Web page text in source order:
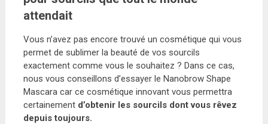
attendait
Vous n’avez pas encore trouvé un cosmétique qui vous
permet de sublimer la beauté de vos sourcils
exactement comme vous le souhaitez ? Dans ce cas,
nous vous conseillons d’essayer le Nanobrow Shape
Mascara car ce cosmétique innovant vous permettra
certainement d’obtenir les sourcils dont vous rêvez
depuis toujours.